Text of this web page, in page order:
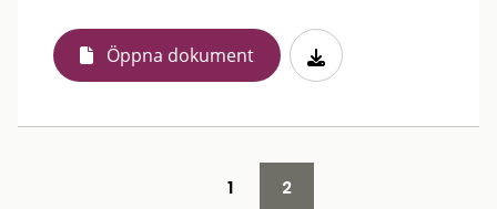
Öppna dokument
1 2